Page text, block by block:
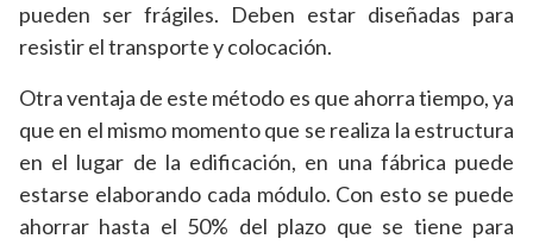
pueden ser frágiles. Deben estar diseñadas para
resistir el transporte y colocación.
Otra ventaja de este método es que ahorra tiempo, ya
que en el mismo momento que se realiza la estructura
en el lugar de la edificación, en una fábrica puede
estarse elaborando cada módulo. Con esto se puede
ahorrar hasta el 50% del plazo que se tiene para